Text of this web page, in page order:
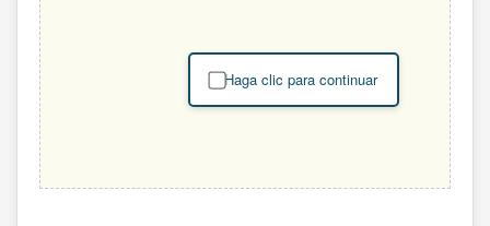
Haga clic para continuar